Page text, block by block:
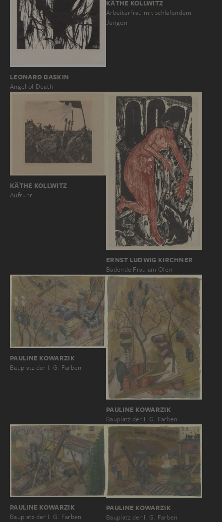
LEONARD BASKIN
Angel of Death
KÄTHE KOLLWITZ
Arbeiterfrau mit schlafendem
Jungen
KÄTHE KOLLWITZ
Aufruhr
ERNST LUDWIG KIRCHNER
Badende Frau am Ofen
PAULINE KOWARZIK
Bauplatz der I. G. Farben
PAULINE KOWARZIK
Bauplatz der I. G. Farben
PAULINE KOWARZIK
Bauplatz der I. G. Farben
PAULINE KOWARZIK
Bauplatz der I. G. Farben